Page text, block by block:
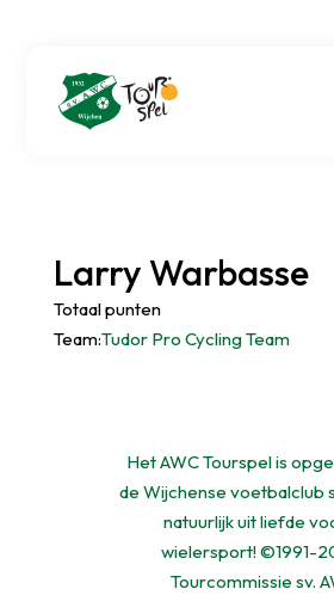
Larry Warbasse
Totaal punten
Team:Tudor Pro Cycling Team
Het AWC Tourspel is
de Wijchense voetbalclub
natuurlijk uit liefde
wielersport! ©1991-
Tourcommissie sv.